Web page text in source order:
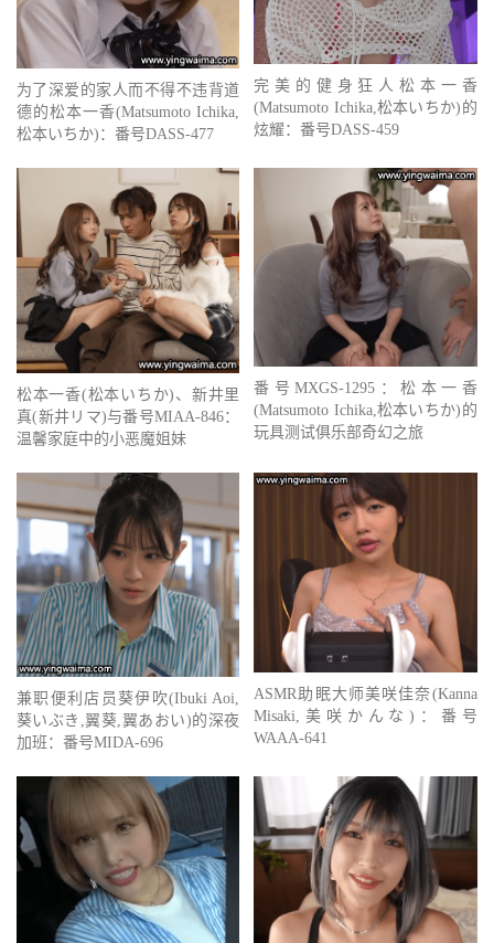
为了深爱的家人而不得不违背道
德的松本一香(Matsumoto Ichika,
松本いちか)：番号DASS-477
完美的健身狂人松本一香
(Matsumoto Ichika,松本いちか)的
炫耀：番号DASS-459
松本一香(松本いちか)、新井里
真(新井リマ)与番号MIAA-846：
温馨家庭中的小恶魔姐妹
番号MXGS-1295：松本一香
(Matsumoto Ichika,松本いちか)的
玩具测试俱乐部奇幻之旅
兼职便利店员葵伊吹(Ibuki Aoi,
葵いぶき,翼葵,翼あおい)的深夜
加班：番号MIDA-696
ASMR助眠大师美咲佳奈(Kanna
Misaki,美咲かんな)：番号
WAAA-641